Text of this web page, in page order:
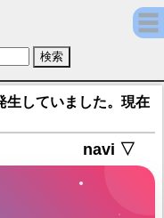
エバーテイル】キ
生していました。現在
navi ▽